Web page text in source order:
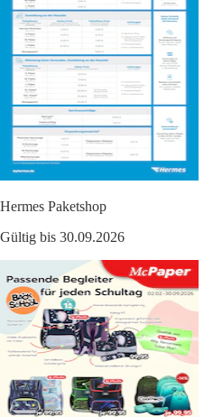
Hermes Paketshop
Gültig bis 30.09.2026